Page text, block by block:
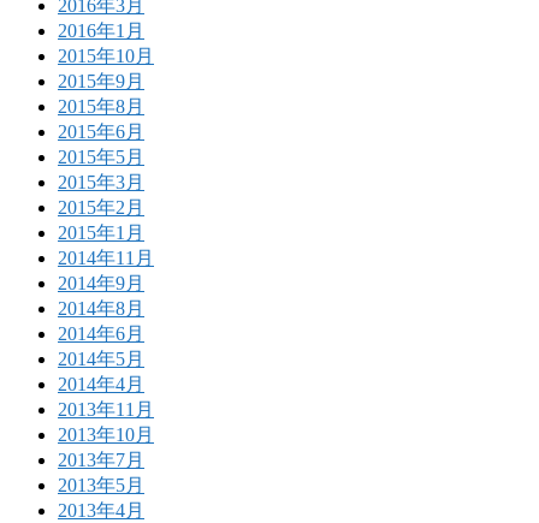
2016年3月
2016年1月
2015年10月
2015年9月
2015年8月
2015年6月
2015年5月
2015年3月
2015年2月
2015年1月
2014年11月
2014年9月
2014年8月
2014年6月
2014年5月
2014年4月
2013年11月
2013年10月
2013年7月
2013年5月
2013年4月